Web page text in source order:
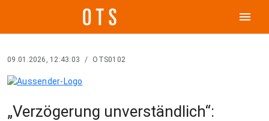
menu
09.01.2026, 12:43:03 / OTS0102
„Verzögerung unverständlich“: